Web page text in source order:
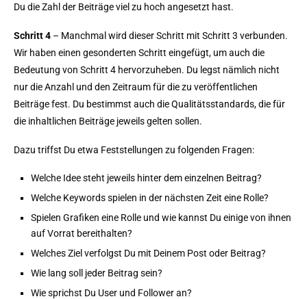
Du die Zahl der Beiträge viel zu hoch angesetzt hast.
Schritt 4 – Manchmal wird dieser Schritt mit Schritt 3 verbunden.
Wir haben einen gesonderten Schritt eingefügt, um auch die
Bedeutung von Schritt 4 hervorzuheben. Du legst nämlich nicht
nur die Anzahl und den Zeitraum für die zu veröffentlichen
Beiträge fest. Du bestimmst auch die Qualitätsstandards, die für
die inhaltlichen Beiträge jeweils gelten sollen.
Dazu triffst Du etwa Feststellungen zu folgenden Fragen:
Welche Idee steht jeweils hinter dem einzelnen Beitrag?
Welche Keywords spielen in der nächsten Zeit eine Rolle?
Spielen Grafiken eine Rolle und wie kannst Du einige von ihnen
auf Vorrat bereithalten?
Welches Ziel verfolgst Du mit Deinem Post oder Beitrag?
Wie lang soll jeder Beitrag sein?
Wie sprichst Du User und Follower an?